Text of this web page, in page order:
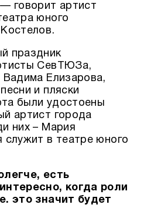
— говорит артист
юного
праздник
СевТЮЗа,
Вадима Елизарова,
и пляски
были удостоены
артист города
них – Мария
служит в театре юного
есть
когда роли
это значит будет